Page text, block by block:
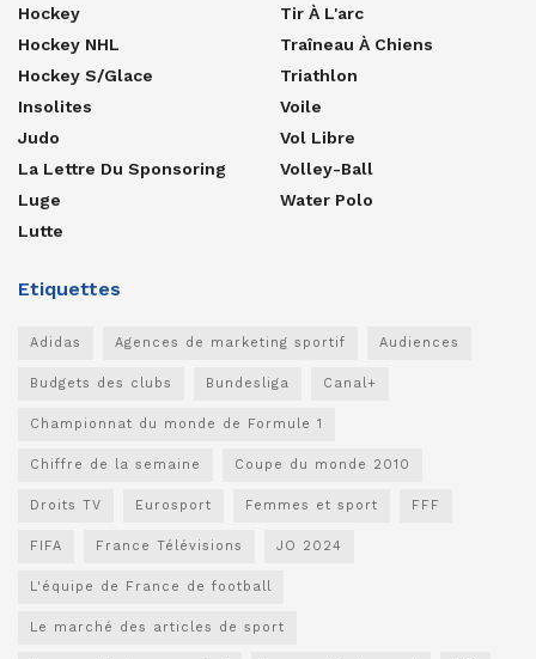
Hockey
Hockey NHL
Hockey S/glace
Insolites
Judo
La Lettre Du Sponsoring
Luge
Lutte
Tir À L'arc
Traîneau À Chiens
Triathlon
Voile
Vol Libre
Volley-Ball
Water Polo
Etiquettes
Adidas Agences de marketing sportif Audiences
Budgets des clubs Bundesliga Canal+
Championnat du monde de Formule 1
Chiffre de la semaine Coupe du monde 2010
Droits TV Eurosport Femmes et sport FFF
FIFA France Télévisions JO 2024
L'équipe de France de football
Le marché des articles de sport